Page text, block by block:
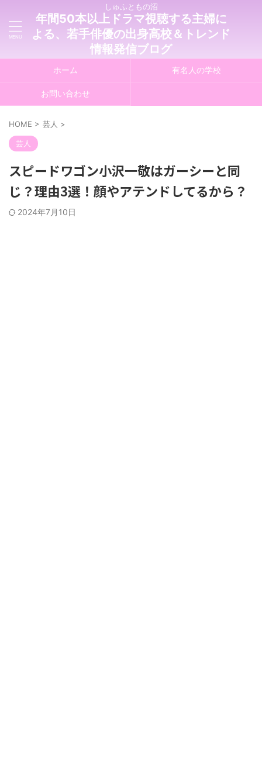
しゅふともの沼
年間50本以上ドラマ視聴する主婦に
よる、若手俳優の出身高校＆トレンド
情報発信ブログ
ホーム 有名人の学校
お問い合わせ
HOME > 芸人 >
芸人
スピードワゴン小沢一敬はガーシーと同
じ？理由3選！顔やアテンドしてるから？
2024年7月10日